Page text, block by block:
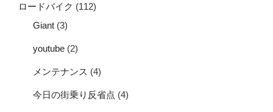
ロードバイク (112)
Giant (3)
youtube (2)
メンテナンス (4)
今日の街乗り反省点 (4)